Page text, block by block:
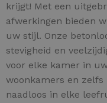
krijgt! Met een
afwerkingen bieden
uw stijl. Onze
stevigheid en
voor elke kamer in
woonkamers en zelfs
naadloos in elke